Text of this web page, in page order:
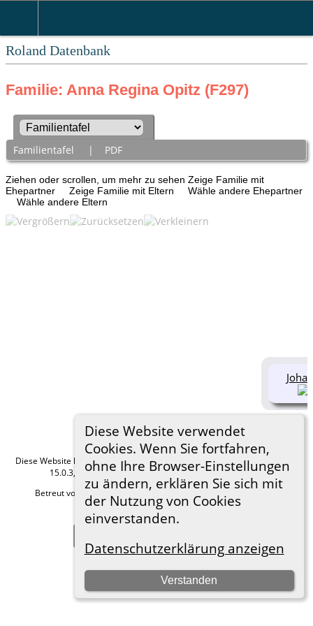
Roland Datenbank
Diese Website verwendet
Cookies. Wenn Sie fortfahren,
ohne Ihre Browser-Einstellungen
zu ändern, erklären Sie sich mit
der Nutzung von Cookies
einverstanden.
Datenschutzerklärung anzeigen
Verstanden
Familie: Anna Regina Opitz (F297)
Familientafel | PDF
Ziehen oder scrollen, um mehr zu sehen Zeige Familie mit
Ehepartner
Zeige Familie mit Eltern
Wähle andere Ehepartner
Wähle andere Eltern
Diese Website läuft mit The Next Generation of Genealogy Sitebuilding
15.0.3, programmiert von Darrin Lythgoe © 2001-2026.
Betreut von
Roland zu Dortmund e.V. Datenschutzerklärung
Hier geht es zum Impressum